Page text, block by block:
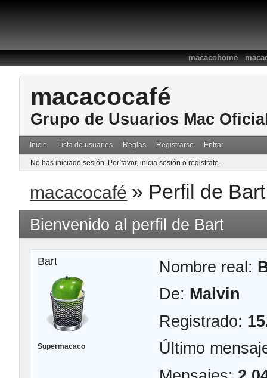
macacohome:
macacocafé
Grupo de Usuarios Mac
Inicio Lista de usuarios Reglas Registrarse Entrar
No has iniciado sesión. Por favor, inicia sesión o registrate.
macacocafé » Perfil de Bart
Bienvenido al perfil de Bart
Bart
Supermacaco
Nombre real:
De: Malvin
Registrado:
Último